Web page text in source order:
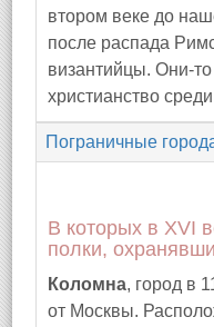
втором веке до
после распада
византийцы. Они-
христианство
Пограничные
В которых в XVI
полки,
Коломна, город в
от Москвы.